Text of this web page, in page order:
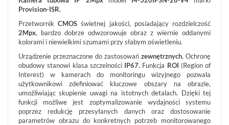
(1)
AKCESORIA
CCTV
ZESTAWY
IP
(1)
POKAŻ
WSZYSTKO
Provision-ISR.
PrzetwornikCMOSświetnej jakości, posiadający rozdzielczość
2Mpx, bardzo dobrze odwzorowuje obraz z wiernie oddanymi
kolorami i niewielkimi szumami przy słabym oświetleniu.
Urządzenie przeznaczone do zastosowań zewnętrznych. Ochronę
obudowy stanowi klasa szczelności IP67. Funkcja ROI (Region of
Interest) w kamerach do monitoringu wizyjnego pozwala
użytkownikowi zdefiniować kluczowe obszary na obrazie,
umożliwiając skupienie uwagi na istotnych detalach. Dzięki tej
funkcji możliwe jest zoptymalizowanie wydajności systemu
poprzez redukcję przesyłanych danych oraz dostosowanie
parametrów obrazu do konkretnych potrzeb monitorowanego